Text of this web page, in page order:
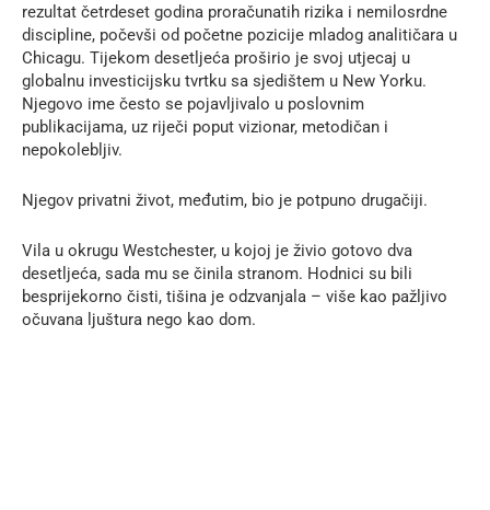
rezultat četrdeset godina proračunatih rizika i nemilosrdne
discipline, počevši od početne pozicije mladog analitičara u
Chicagu. Tijekom desetljeća proširio je svoj utjecaj u
globalnu investicijsku tvrtku sa sjedištem u New Yorku.
Njegovo ime često se pojavljivalo u poslovnim
publikacijama, uz riječi poput vizionar, metodičan i
nepokolebljiv.
Njegov privatni život, međutim, bio je potpuno drugačiji.
Vila u okrugu Westchester, u kojoj je živio gotovo dva
desetljeća, sada mu se činila stranom. Hodnici su bili
besprijekorno čisti, tišina je odzvanjala – više kao pažljivo
očuvana ljuštura nego kao dom.